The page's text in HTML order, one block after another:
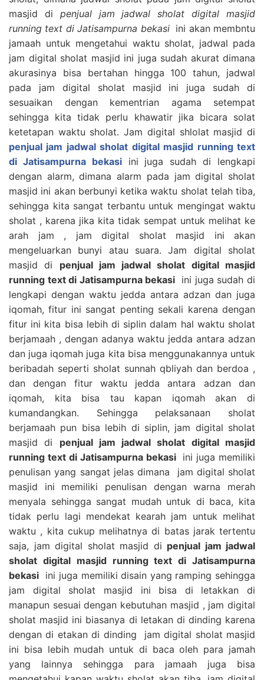
masjid di penjual jam jadwal sholat digital masjid
running text di Jatisampurna bekasiini akan membntu
jamaah untuk mengetahui waktu sholat, jadwal pada
jam digital sholat masjid ini juga sudah akurat dimana
akurasinya bisa bertahan hingga 100 tahun, jadwal
pada jam digital sholat masjid ini juga sudah di
sesuaikan dengan kementrian agama setempat
sehingga kita tidak perlu khawatir jika bicara solat
ketetapan waktu sholat. Jam digital shlolat masjid di
penjual jam jadwal sholat digital masjid running text
di Jatisampurna bekasiini juga sudah di lengkapi
dengan alarm, dimana alarm pada jam digital sholat
masjid ini akan berbunyi ketika waktu sholat telah tiba,
sehingga kita sangat terbantu untuk mengingat waktu
sholat , karena jika kita tidak sempat untuk melihat ke
arah jam , jam digital sholat masjid ini akan
mengeluarkan bunyi atau suara. Jam digital sholat
masjid di penjual jam jadwal sholat digital masjid
running text di Jatisampurna bekasi ini juga sudah di
lengkapi dengan waktu jedda antara adzan dan juga
iqomah, fitur ini sangat penting sekali karena dengan
fitur ini kita bisa lebih di siplin dalam hal waktu sholat
berjamaah , dengan adanya waktu jedda antara adzan
dan juga iqomah juga kita bisa menggunakannya untuk
beribadah seperti sholat sunnah qbliyah dan berdoa ,
dan dengan fitur waktu jedda antara adzan dan
iqomah, kita bisa tau kapan iqomah akan di
kumandangkan. Sehingga pelaksanaan sholat
berjamaah pun bisa lebih di siplin, jam digital sholat
masjid di penjual jam jadwal sholat digital masjid
running text di Jatisampurna bekasiini juga memiliki
penulisan yang sangat jelas dimana jam digital sholat
masjid ini memiliki penulisan dengan warna merah
menyala sehingga sangat mudah untuk di baca, kita
tidak perlu lagi mendekat kearah jam untuk melihat
waktu , kita cukup melihatnya di batas jarak tertentu
saja, jam digital sholat masjid di penjual jam jadwal
sholat digital masjid running text di Jatisampurna
bekasi ini juga memiliki disain yang ramping sehingga
jam digital sholat masjid ini bisa di letakkan di
manapun sesuai dengan kebutuhan masjid , jam digital
sholat masjid ini biasanya di letakan di dinding karena
dengan di etakan di dinding jam digital sholat masjid
ini bisa lebih mudah untuk di baca oleh para jamah
yang lainnya sehingga para jamaah juga bisa